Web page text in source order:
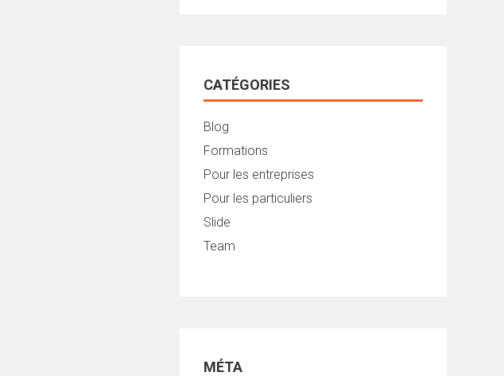
CATÉGORIES
Blog
Formations
Pour les entreprises
Pour les particuliers
Slide
Team
MÉTA